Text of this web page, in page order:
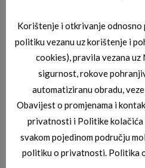
JAGUAR DIOPTRIJSKI OKVIRI
JAGUAR 03_3715_8100
Korištenje i otkrivanje odnosno
politiku vezanu uz korištenje i
cookies), pravila vezana
sigurnost, rokove
automatiziranu obradu,
Obavijest o promjenama i
privatnosti i Politike
svakom pojedinom području
politiku o privatnosti. Politika